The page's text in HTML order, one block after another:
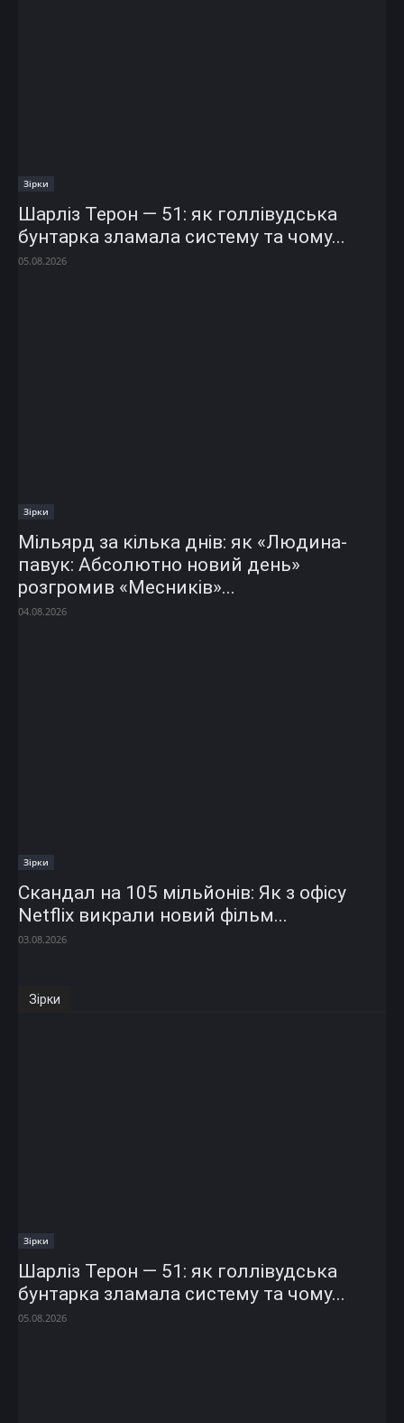
Зірки
Шарліз Терон — 51: як голлівудська
бунтарка зламала систему та чому...
05.08.2026
Зірки
Мільярд за кілька днів: як «Людина-
павук: Абсолютно новий день»
розгромив «Месників»...
04.08.2026
Зірки
Скандал на 105 мільйонів: Як з офісу
Netflix викрали новий фільм...
03.08.2026
Зірки
Зірки
Шарліз Терон — 51: як голлівудська
бунтарка зламала систему та чому...
05.08.2026